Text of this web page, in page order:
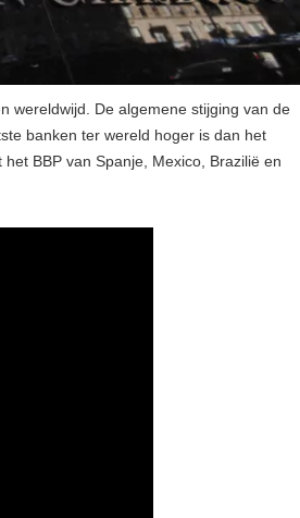
wereldwijd. De algemene stijging van de
banken ter wereld hoger is dan het
BBP van Spanje, Mexico, Brazilië en